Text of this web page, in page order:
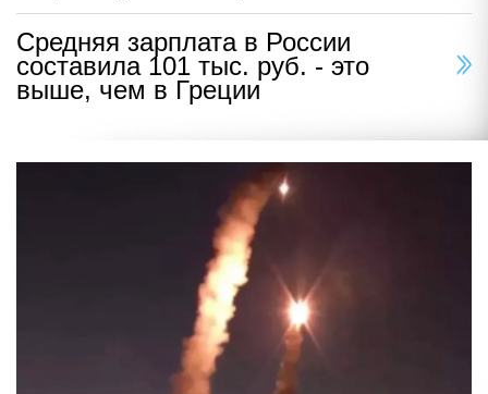
Средняя зарплата в России
составила 101 тыс. руб. - это
выше, чем в Греции